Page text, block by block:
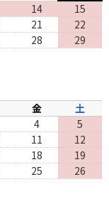
14
15
21
22
28
29
金
土
4
5
11
12
18
19
25
26